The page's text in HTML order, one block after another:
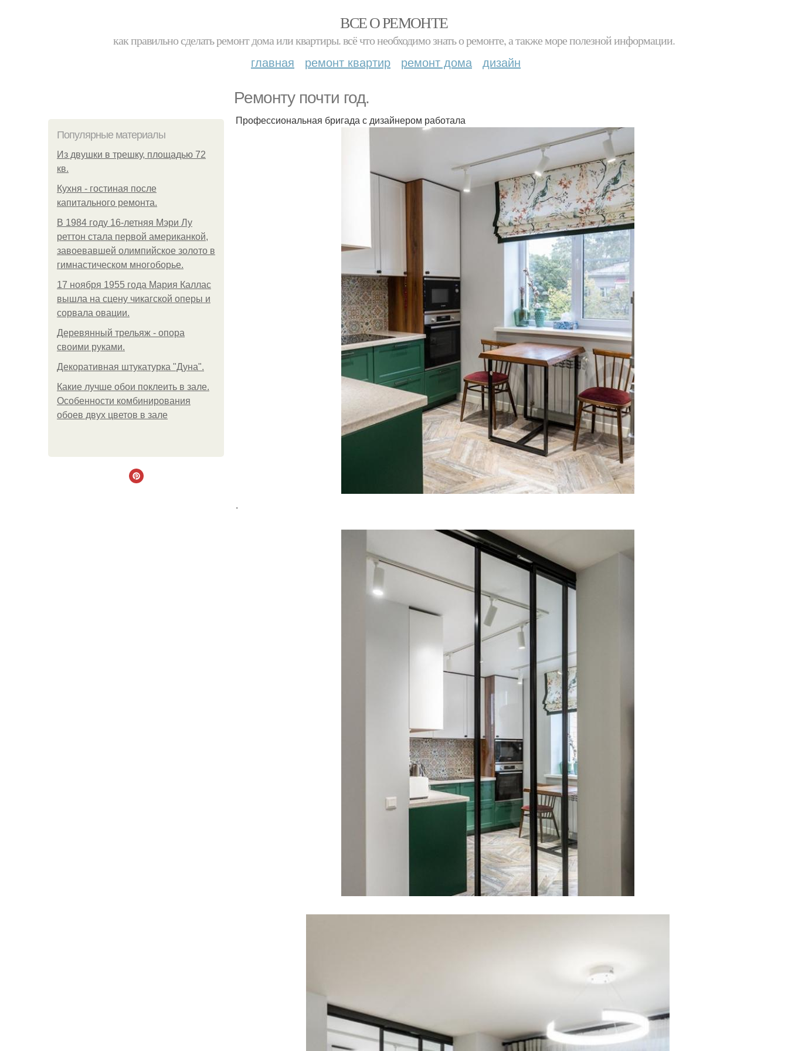
ВСЕ О РЕМОНТЕ
как правильно сделать ремонт дома или квартиры. всё что необходимо знать о ремонте, а также море полезной информации.
главная ремонт квартир ремонт дома дизайн
Ремонту почти год.
Популярные материалы
Из двушки в трешку, площадью 72
кв.
Кухня - гостиная после
капитального ремонта.
В 1984 году 16-летняя Мэри Лу
реттон стала первой американкой,
завоевавшей олимпийское золото в
гимнастическом многоборье.
17 ноября 1955 года Мария Каллас
вышла на сцену чикагской оперы и
сорвала овации.
Деревянный трельяж - опора
своими руками.
Декоративная штукатурка "Дуна".
Какие лучше обои поклеить в зале.
Особенности комбинирования
обоев двух цветов в зале
Профессиональная бригада с дизайнером работала
.